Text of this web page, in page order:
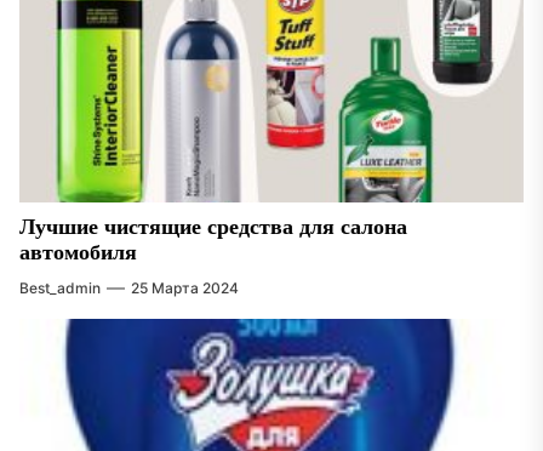
Лучшие чистящие средства для салона
автомобиля
Best_admin 25 Марта 2024